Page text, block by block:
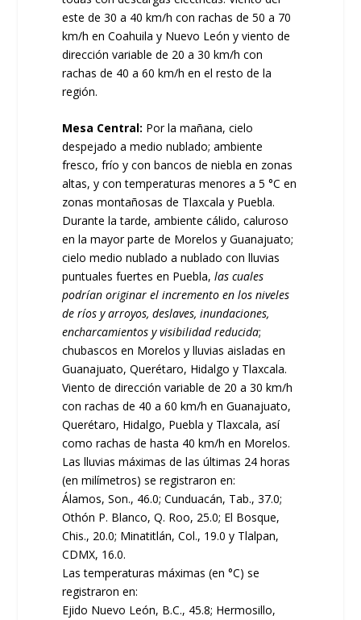
este de 30 a 40 km/h con rachas de 50 a 70
km/h en Coahuila y Nuevo León y viento de
dirección variable de 20 a 30 km/h con
rachas de 40 a 60 km/h en el resto de la
región.
Mesa Central: Por la mañana, cielo
despejado a medio nublado; ambiente
fresco, frío y con bancos de niebla en zonas
altas, y con temperaturas menores a 5 °C en
zonas montañosas de Tlaxcala y Puebla.
Durante la tarde, ambiente cálido, caluroso
en la mayor parte de Morelos y Guanajuato;
cielo medio nublado a nublado con lluvias
puntuales fuertes en Puebla, las cuales
podrían originar el incremento en los niveles
de ríos y arroyos, deslaves, inundaciones,
encharcamientos y visibilidad reducida;
chubascos en Morelos y lluvias aisladas en
Guanajuato, Querétaro, Hidalgo y Tlaxcala.
Viento de dirección variable de 20 a 30 km/h
con rachas de 40 a 60 km/h en Guanajuato,
Querétaro, Hidalgo, Puebla y Tlaxcala, así
como rachas de hasta 40 km/h en Morelos.
Las lluvias máximas de las últimas 24 horas
(en milímetros) se registraron en:
Álamos, Son., 46.0; Cunduacán, Tab., 37.0;
Othón P. Blanco, Q. Roo, 25.0; El Bosque,
Chis., 20.0; Minatitlán, Col., 19.0 y Tlalpan,
CDMX, 16.0.
Las temperaturas máximas (en °C) se
registraron en:
Ejido Nuevo León, B.C., 45.8; Hermosillo,